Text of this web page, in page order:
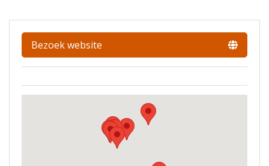
Bezoek website